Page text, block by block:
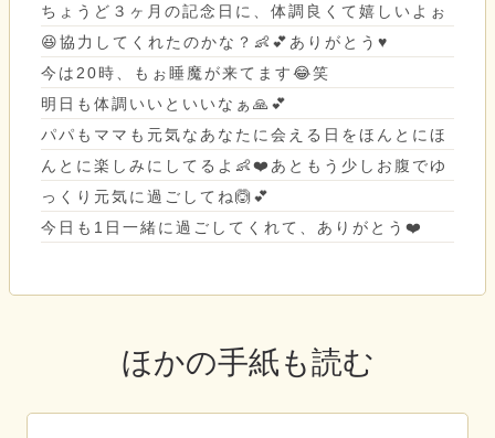
ちょうど３ヶ月の記念日に、体調良くて嬉しいよぉ
😆協力してくれたのかな？👶💕ありがとう♥️
今は20時、もぉ睡魔が来てます😂笑
明日も体調いいといいなぁ🙏💕
パパもママも元気なあなたに会える日をほんとにほ
んとに楽しみにしてるよ👶❤️あともう少しお腹でゆ
っくり元気に過ごしてね🙆💕
今日も1日一緒に過ごしてくれて、ありがとう❤️
ほかの手紙も読む